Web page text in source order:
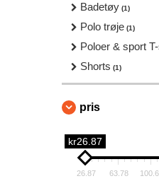
Badetøy (1)
Polo trøje (1)
Poloer & sport
Shorts (1)
pris
kr26.87
26.87 63.78